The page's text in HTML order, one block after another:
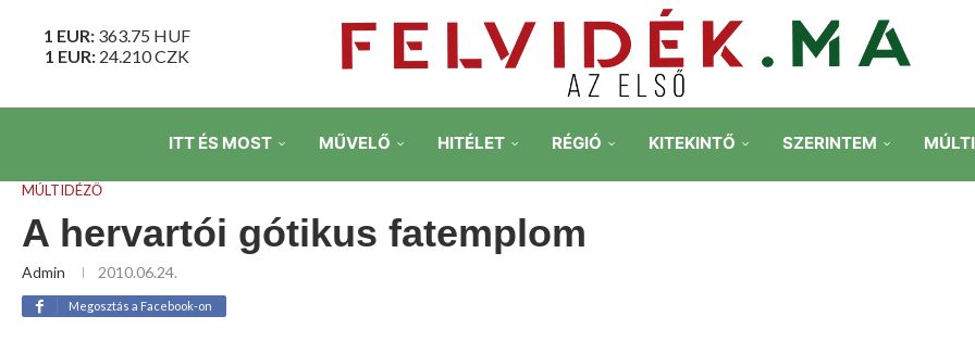
1 EUR: 363.75 HUF
1 EUR: 24.210CZK
ITT ÉS MOST MŰVELŐ HITÉLET RÉGIÓ KITEKINTŐ SZERINTEM
MÚLTIDÉZŐ
A hervartói gótikus fatemplom
Admin 2010.06.24.
Megosztás a Facebook-on